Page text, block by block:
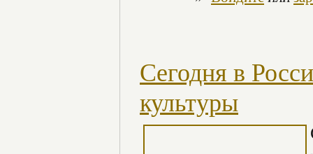
Сегодня в
культуры